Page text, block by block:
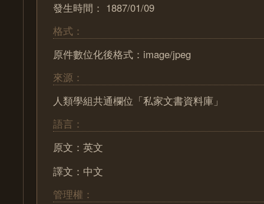
發生時間： 1887/01/09
格式：
原件數位化後格式：image/jpeg
來源：
人類學組共通欄位「私家文書資料庫」
語言：
原文：英文
譯文：中文
管理權：